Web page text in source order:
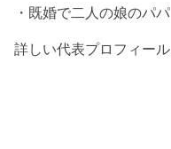
・既婚で二人の娘のパパ
詳しい代表プロフィー